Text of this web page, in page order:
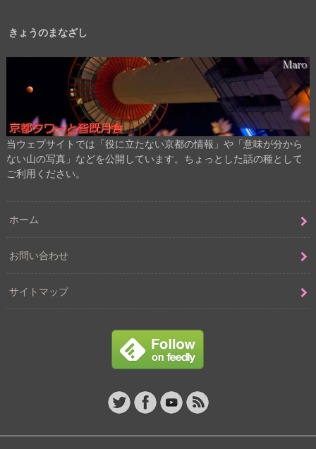
きょうのまなざし
当ウェブサイトでは「役に立たない京都の情報」や「意味が分から
ない山の写真」などを公開しています。ちょっとした話の種として
ご利用ください。
ホーム
お問い合わせ
サイトマップ